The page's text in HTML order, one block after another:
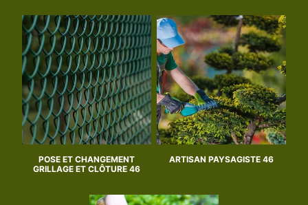
POSE ET CHANGEMENT
GRILLAGE ET CLÔTURE 46
ARTISAN PAYSAGISTE 46